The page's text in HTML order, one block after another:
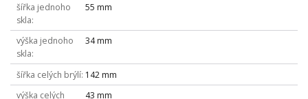
šířka jednoho
skla
55 mm
výška jednoho
skla
34 mm
šířka celých brýlí 142 mm
výška celých
43 mm